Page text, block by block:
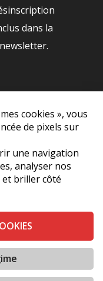
cookies », vous
de pixels sur
une navigation
analyser nos
et briller côté
dans la
newsletter.
Vie Privée